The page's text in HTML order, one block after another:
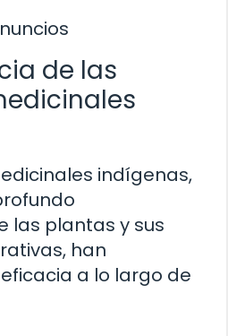
de las
indígenas,
las plantas y sus
han
a lo largo de